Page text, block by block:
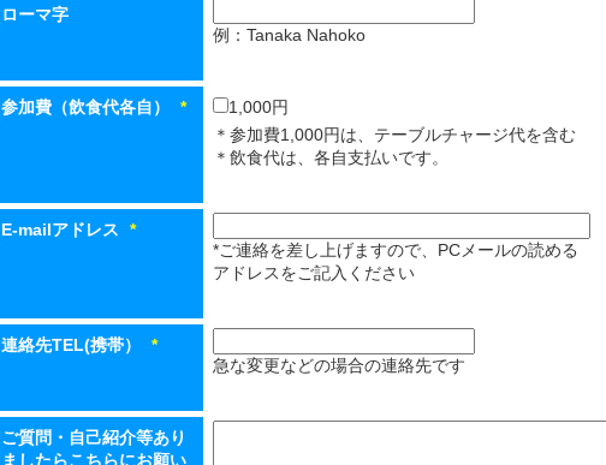
ローマ字
例：Tanaka Nahoko
参加費（飲食代各自） *
1,000円
＊参加費1,000円は、テーブルチャージ代を含む
＊飲食代は、各自支払いです。
E-mailアドレス
*
*ご連絡を差し上げますので、PCメールの読める
アドレスをご記入ください
連絡先TEL(携帯）
*
急な変更などの場合の連絡先です
ご質問・自己紹介等あり
ましたらこちらにお願い